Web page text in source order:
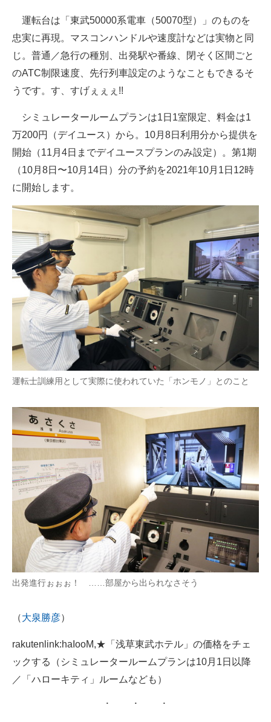
運転台は「東武50000系電車（50070型）」のものを
忠実に再現。マスコンハンドルや速度計などは実物と同
じ。普通／急行の種別、出発駅や番線、閉そく区間ごと
のATC制限速度、先行列車設定のようなこともできるそ
うです。す、すげぇぇぇ!!
シミュレータールームプランは1日1室限定、料金は1
万200円（デイユース）から。10月8日利用分から提供を
開始（11月4日までデイユースプランのみ設定）。第1期
（10月8日〜10月14日）分の予約を2021年10月1日12時
に開始します。
運転士訓練用として実際に使われていた「ホンモノ」とのこと
出発進行ぉぉぉ！ ……部屋から出られなさそう
（大泉勝彦）
rakutenlink:haIooM,★「浅草東武ホテル」の価格をチェ
ックする（シミュレータールームプランは10月1日以降
／「ハローキティ」ルームなども）